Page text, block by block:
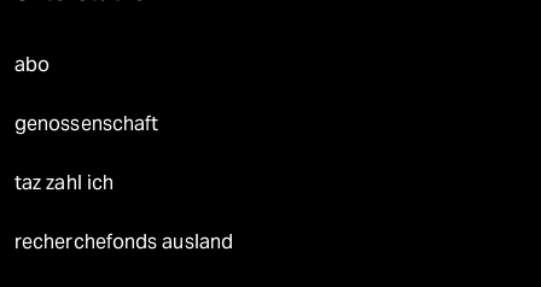
abo
genossenschaft
taz zahl ich
recherchefonds ausland